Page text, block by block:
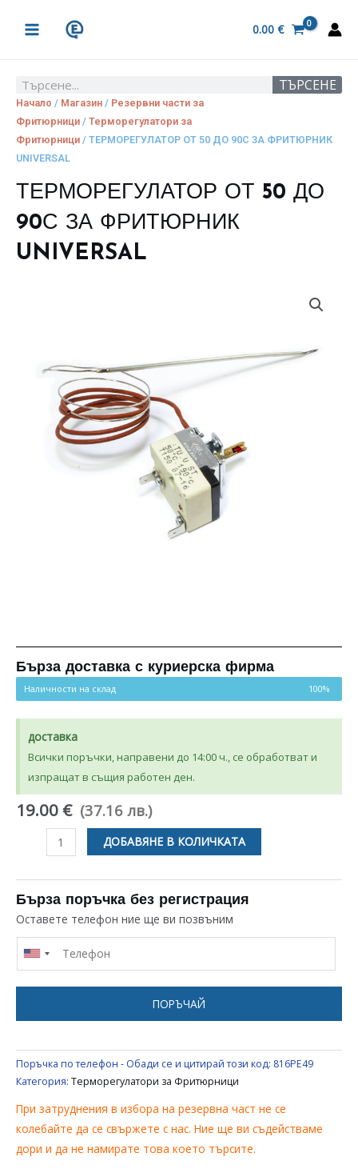
MENU
0.00 €
Search ТЪРСЕНЕ
Начало / Магазин / Резервни части за
Фритюрници / Терморегулатори за
Фритюрници / ТЕРМОРЕГУЛАТОР ОТ 50 ДО 90С ЗА ФРИТЮРНИК
UNIVERSAL
ТЕРМОРЕГУЛАТОР ОТ 50 ДО
90С ЗА ФРИТЮРНИК
UNIVERSAL
Бърза доставка с куриерска фирма
Наличности на склад 100%
доставка
Всички поръчки, направени до 14:00 ч., се обработват и
изпращат в същия работен ден.
19.00 € (37.16 лв.)
количество
ТЕРМОРЕГУЛАТОР
ОТ
50
ДО
90С
UNIVERSAL
ДОБАВЯНЕ В КОЛИЧКАТА
Бърза поръчка без регистрация
Оставете телефон ние ще ви позвъним
ПОРЪЧАЙ
Поръчка по телефон - Обади се и цитирай този код: 816PE49
Категория: Терморегулатори за Фритюрници
При затруднения в избора на резервна част не се
колебайте да се свържете с нас. Ние ще ви съдействаме
дори и да не намирате това което търсите.